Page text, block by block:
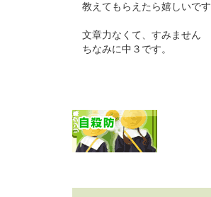
教えてもらえたら嬉しいです
文章力なくて、すみません
ちなみに中３です。